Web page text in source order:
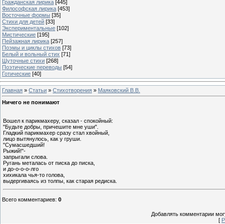
Гражданская лирика [445]
Философская лирика [453]
Восточные формы [35]
Стихи для детей [33]
Экспериментальные [102]
Мистические [195]
Пейзажная лирика [257]
Поэмы и циклы стихов [73]
Белый и вольный стих [71]
Шуточные стихи [268]
Поэтические переводы [54]
Готические [40]
Главная » Статьи » Стихотворения » Маяковский В.В.
Ничего не понимают
Вошел к парикмахеру, сказал - спокойный:
"Будьте добры, причешите мне уши".
Гладкий парикмахер сразу стал хвойный,
лицо вытянулось, как у груши.
"Сумасшедший!
Рыжий!"-
запрыгали слова.
Ругань металась от писка до писка,
и до-о-о-о-лго
хихикала чья-то голова,
выдергиваясь из толпы, как старая редиска.
Всего комментариев: 0
Добавлять комментарии
[